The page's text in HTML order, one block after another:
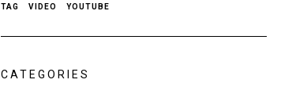
TAG VIDEO YOUTUBE
CATEGORIES